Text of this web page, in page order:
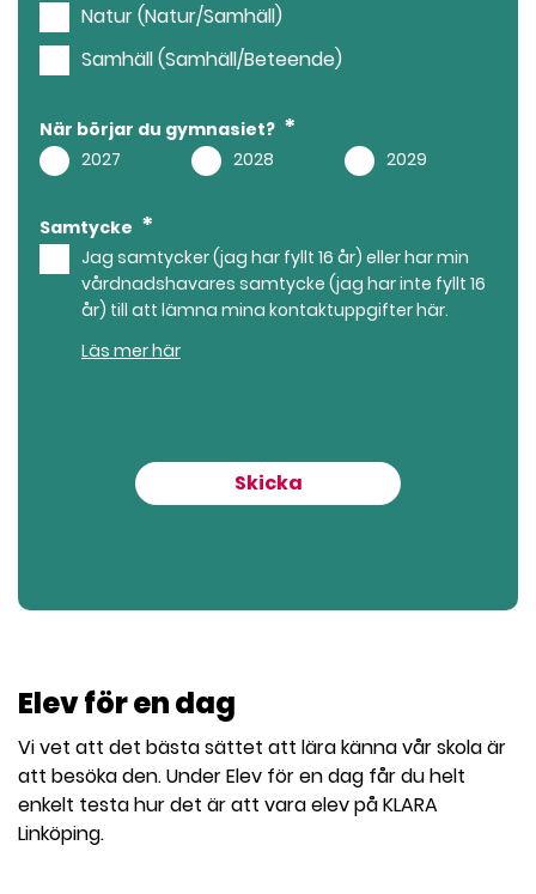
Natur (Natur/Samhäll)
Samhäll (Samhäll/Beteende)
När börjar du gymnasiet?
2027
2028 2029
Samtycke
Jag samtycker (jag har fyllt 16 år) eller har min
vårdnadshavares samtycke (jag har inte fyllt 16
år) till att lämna mina kontaktuppgifter här.
Läs mer här
Skicka
Elev för en dag
Vi vet att det bästa sättet att lära känna vår skola är
att besöka den. Under Elev för en dag får du helt
enkelt testa hur det är att vara elev på KLARA
Linköping.